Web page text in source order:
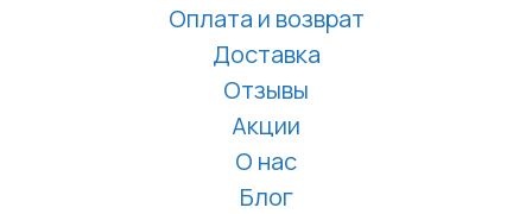
Оплата и возврат
Доставка
Отзывы
Акции
О нас
Блог